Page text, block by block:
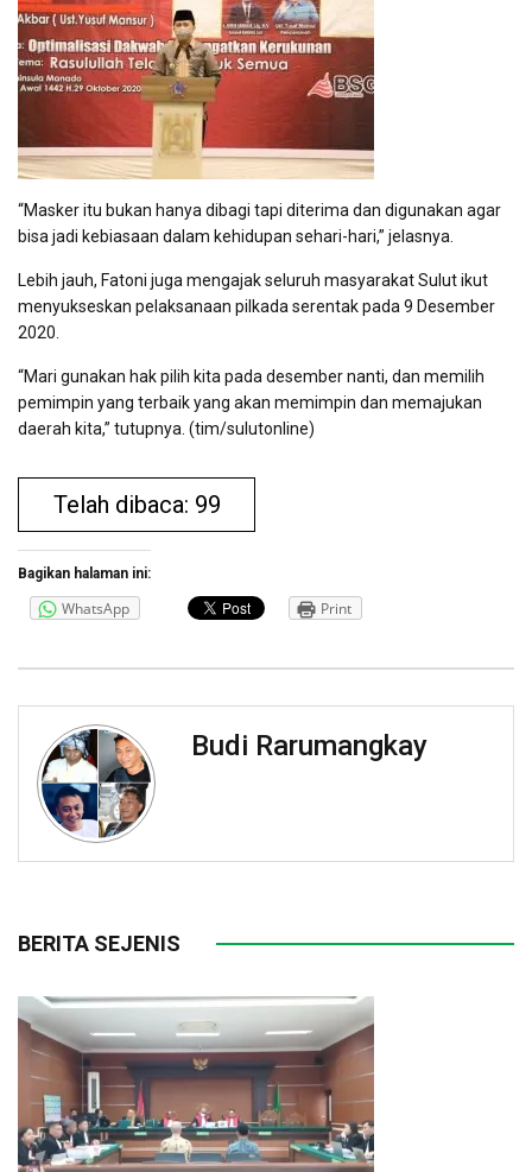
“Masker itu bukan hanya dibagi tapi diterima dan digunakan agar
bisa jadi kebiasaan dalam kehidupan sehari-hari,” jelasnya.
Lebih jauh, Fatoni juga mengajak seluruh masyarakat Sulut ikut
menyukseskan pelaksanaan pilkada serentak pada 9 Desember
2020.
“Mari gunakan hak pilih kita pada desember nanti, dan memilih
pemimpin yang terbaik yang akan memimpin dan memajukan
daerah kita,” tutupnya. (tim/sulutonline)
Telah dibaca: 99
Bagikan halaman ini:
WhatsApp Print
Budi Rarumangkay
BERITA SEJENIS